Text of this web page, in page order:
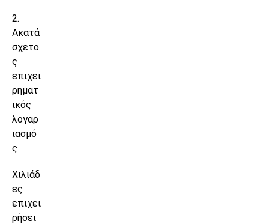
2.
Ακατά
σχετο
ς
επιχει
ρηματ
ικός
λογαρ
ιασμό
ς
Χιλιάδ
ες
επιχει
ρήσει